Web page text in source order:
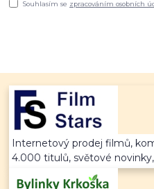
Souhlasím se zpracováním osobních
Internetový prodej filmů,
4.000 titulů, světové